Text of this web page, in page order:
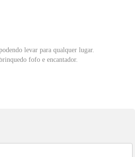
levar para qualquer lugar.
fofo e encantador.